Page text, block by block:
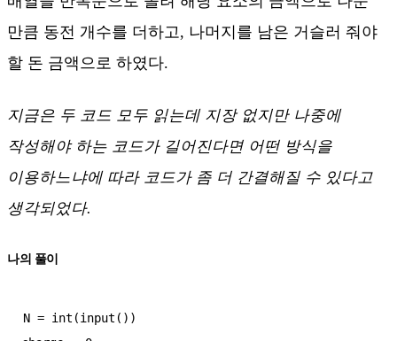
만큼 동전 개수를 더하고, 나머지를 남은 거슬러 줘야
할 돈 금액으로 하였다.
지금은 두 코드 모두 읽는데 지장 없지만 나중에
작성해야 하는 코드가 길어진다면 어떤 방식을
이용하느냐에 따라 코드가 좀 더 간결해질 수 있다고
생각되었다.
나의 풀이
N = int(input())